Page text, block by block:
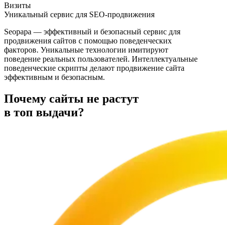
Визиты
Уникальный сервис для SEO⁠-⁠продвижения
Seopapa — эффективный и безопасный сервис для
продвижения сайтов с помощью поведенческих
факторов. Уникальные технологии имитируют
поведение реальных пользователей. Интеллектуальные
поведенческие скрипты делают продвижение сайта
эффективным и безопасным.
Почему сайты не растут
в топ выдачи?